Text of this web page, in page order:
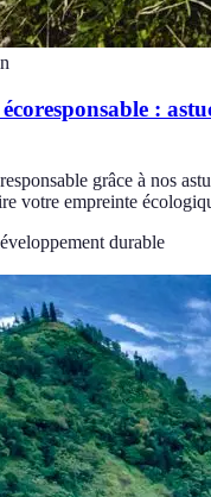
:
grâce à nos
votre empreinte
durable